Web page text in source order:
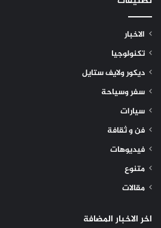
الاخبار
تكنولوجيا
ديكور ولايف ستايل
سفر وسياحة
سيارات
فن و ثقافة
فيديوهات
متنوع
مقالات
اخر الاخبار المضافة